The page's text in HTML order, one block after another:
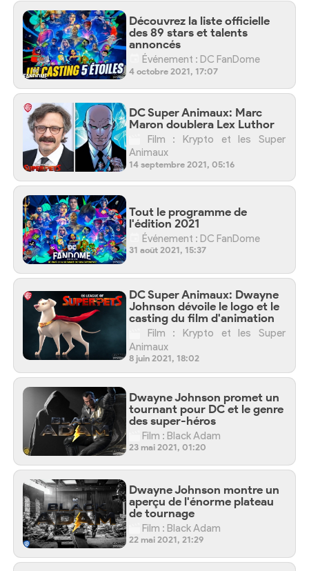
Découvrez la liste officielle
des 89 stars et talents
annoncés
Événement : DC FanDome
4 octobre 2021, 17:07
DC Super Animaux: Marc
Maron doublera Lex Luthor
Film : Krypto et les Super
Animaux
14 septembre 2021, 05:16
Tout le programme de
l'édition 2021
Événement : DC FanDome
31 août 2021, 15:37
DC Super Animaux: Dwayne
Johnson dévoile le logo et le
casting du film d'animation
Film : Krypto et les Super
Animaux
8 juin 2021, 18:02
Dwayne Johnson promet un
tournant pour DC et le genre
des super-héros
Film : Black Adam
23 mai 2021, 01:20
Dwayne Johnson montre un
aperçu de l'énorme plateau
de tournage
Film : Black Adam
22 mai 2021, 21:29